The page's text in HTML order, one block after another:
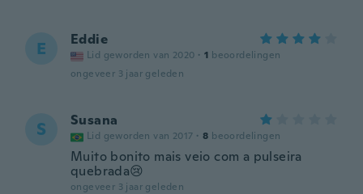
E Eddie
Lid geworden van 2020 · 1 beoordelingen
ongeveer 3 jaar geleden
S Susana
Lid geworden van 2017 · 8 beoordelingen
Muito bonito mais veio com a pulseira
quebrada😢
ongeveer 3 jaar geleden